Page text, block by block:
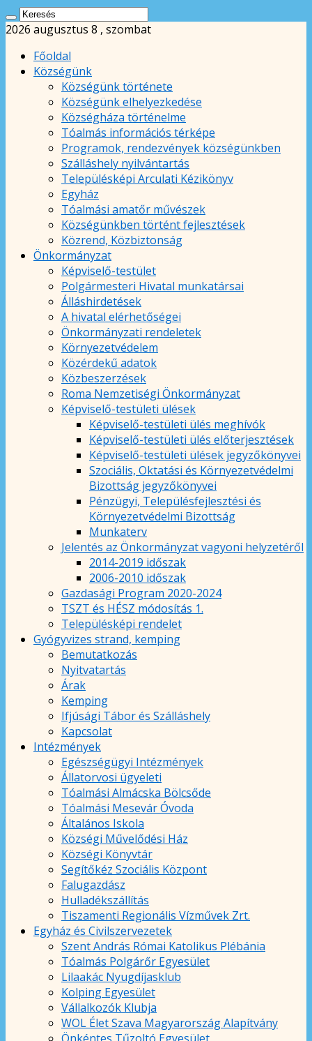
2026 augusztus 8 , szombat
Főoldal
Községünk
Községünk története
Községünk elhelyezkedése
Községháza történelme
Tóalmás információs térképe
Programok, rendezvények községünkben
Szálláshely nyilvántartás
Településképi Arculati Kézikönyv
Egyház
Tóalmási amatőr művészek
Községünkben történt fejlesztések
Közrend, Közbiztonság
Önkormányzat
Képviselő-testület
Polgármesteri Hivatal munkatársai
Álláshirdetések
A hivatal elérhetőségei
Önkormányzati rendeletek
Környezetvédelem
Közérdekű adatok
Közbeszerzések
Roma Nemzetiségi Önkormányzat
Képviselő-testületi ülések
Képviselő-testületi ülés meghívók
Képviselő-testületi ülés előterjesztések
Képviselő-testületi ülések jegyzőkönyvei
Szociális, Oktatási és Környezetvédelmi
Bizottság jegyzőkönyvei
Pénzügyi, Településfejlesztési és
Környezetvédelmi Bizottság
Munkaterv
Jelentés az Önkormányzat vagyoni helyzetéről
2014-2019 időszak
2006-2010 időszak
Gazdasági Program 2020-2024
TSZT és HÉSZ módosítás 1.
Településképi rendelet
Gyógyvizes strand, kemping
Bemutatkozás
Nyitvatartás
Árak
Kemping
Ifjúsági Tábor és Szálláshely
Kapcsolat
Intézmények
Egészségügyi Intézmények
Állatorvosi ügyeleti
Tóalmási Almácska Bölcsőde
Tóalmási Mesevár Óvoda
Általános Iskola
Községi Művelődési Ház
Községi Könyvtár
Segítőkéz Szociális Központ
Falugazdász
Hulladékszállítás
Tiszamenti Regionális Vízművek Zrt.
Egyház és Civilszervezetek
Szent András Római Katolikus Plébánia
Tóalmás Polgárőr Egyesület
Lilaakác Nyugdíjasklub
Kolping Egyesület
Vállalkozók Klubja
WOL Élet Szava Magyarország Alapítvány